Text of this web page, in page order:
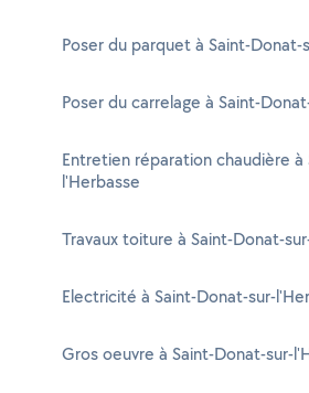
Poser du parquet à Saint-Donat-
Poser du carrelage à Saint-
Entretien réparation chaudière à
l'Herbasse
Travaux toiture à Saint-Donat-
Electricité à Saint-Donat-sur-
Gros oeuvre à Saint-Donat-sur-